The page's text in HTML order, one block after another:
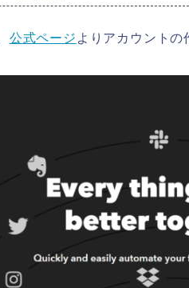
公式ページ よりアカウントの